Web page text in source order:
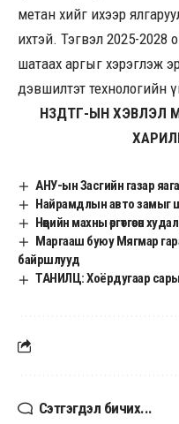
метан хийг ихээр
ихтэй. Тэгвэл 2025-2028
шатаах аргыг хэрэглэж
дэвшилтэт технологийн
НЗДТГ-ЫН ХЭВЛЭЛ
АНУ-ын Засгийн газар
Найрамдлын авто замыг
Нөөцийн махны өргөтгөсөн
Маргааш буюу Мягмар
байршлууд
ТАНИЛЦ: Хоёрдугаар
Сэтгэгдэл бичих...